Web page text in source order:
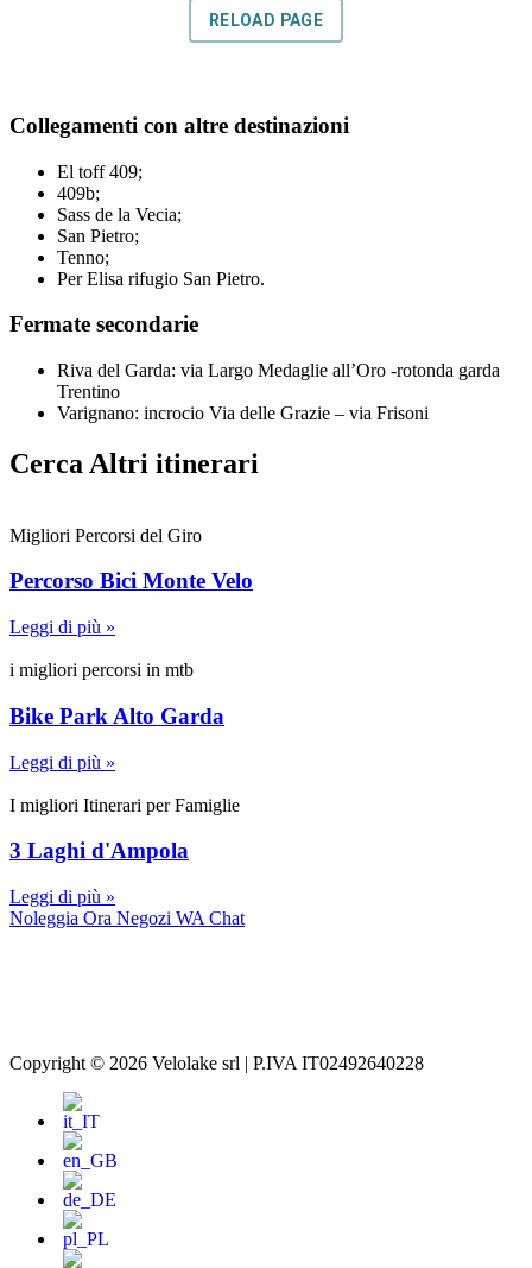
Collegamenti con altre destinazioni
El toff 409;
409b;
Sass de la Vecia;
San Pietro;
Tenno;
Per Elisa rifugio San Pietro.
Fermate secondarie
Riva del Garda: via Largo Medaglie all’Oro -rotonda garda
Trentino
Varignano: incrocio Via delle Grazie – via Frisoni
Cerca Altri itinerari
Migliori Percorsi del Giro
Percorso Bici Monte Velo
Leggi di più »
i migliori percorsi in mtb
Bike Park Alto Garda
Leggi di più »
I migliori Itinerari per Famiglie
3 Laghi d'Ampola
Leggi di più »
Noleggia Ora Negozi WA Chat
Copyright © 2026 Velolake srl | P.IVA IT02492640228